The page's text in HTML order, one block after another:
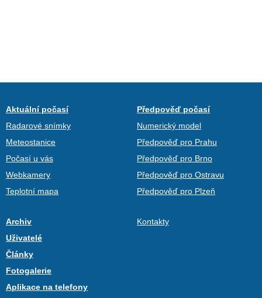
Aktuální počasí
Radarové snímky
Meteostanice
Počasí u vás
Webkamery
Teplotní mapa
Předpověď počasí
Numerický model
Předpověď pro Prahu
Předpověď pro Brno
Předpověď pro Ostravu
Předpověď pro Plzeň
Archiv
Uživatelé
Články
Fotogalerie
Aplikace na telefony
Kontakty